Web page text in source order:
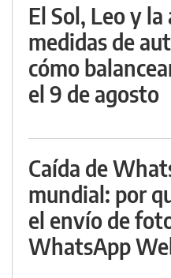
El Sol, Leo y
medidas de
cómo
el 9 de agosto
Caída de
mundial: por
el envío de
WhatsApp